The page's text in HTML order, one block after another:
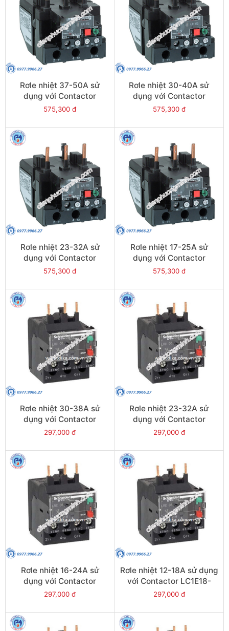
Rơle nhiệt 37-50A sử
dụng với Contactor
LC1E50-E95 - Model
575,300 đ
Rơle nhiệt 30-40A sử
dụng với Contactor
LC1E40-E95 - Model
575,300 đ
Rơle nhiệt 23-32A sử
dụng với Contactor
LC1E40-E95 - Model
575,300 đ
Rơle nhiệt 17-25A sử
dụng với Contactor
LC1E40-E95 - Model
575,300 đ
Rơle nhiệt 30-38A sử
dụng với Contactor
LC1E38 - Model LRE35
297,000 đ
Rơle nhiệt 23-32A sử
dụng với Contactor
LC1E25-E38 - Model
297,000 đ
Rơle nhiệt 16-24A sử
dụng với Contactor
LC1E25-E38 - Model
297,000 đ
Rơle nhiệt 12-18A sử dụng
với Contactor LC1E18-
E38 - Model LRE21
297,000 đ